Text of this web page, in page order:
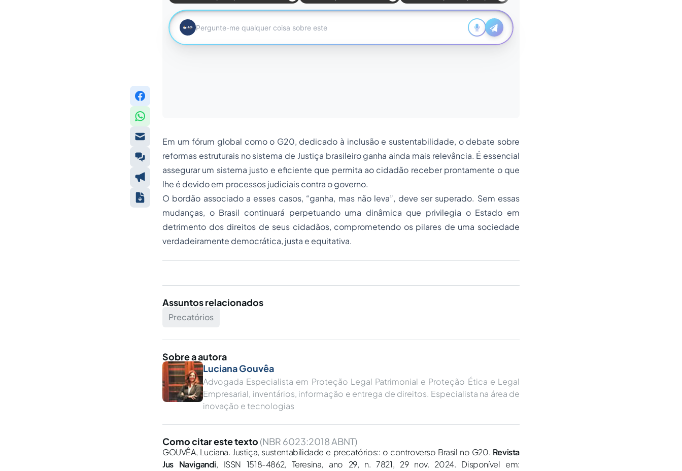
Em um fórum global como o G20, dedicado à inclusão e sustentabilidade, o debate sobre
reformas estruturais no sistema de Justiça brasileiro ganha ainda mais relevância. É essencial
assegurar um sistema justo e eficiente que permita ao cidadão receber prontamente o que
lhe é devido em processos judiciais contra o governo.
O bordão associado a esses casos, “ganha, mas não leva”, deve ser superado. Sem essas
mudanças, o Brasil continuará perpetuando uma dinâmica que privilegia o Estado em
detrimento dos direitos de seus cidadãos, comprometendo os pilares de uma sociedade
verdadeiramente democrática, justa e equitativa.
Assuntos relacionados
Precatórios
Sobre a autora
Luciana Gouvêa
Advogada Especialista em Proteção Legal Patrimonial e Proteção Ética e Legal
Empresarial, inventários, informação e entrega de direitos. Especialista na área de
inovação e tecnologias
Como citar este texto (NBR 6023:2018 ABNT)
GOUVÊA, Luciana. Justiça, sustentabilidade e precatórios:: o controverso Brasil no G20. Revista
Jus Navigandi, ISSN 1518-4862, Teresina, ano 29, n. 7821, 29 nov. 2024. Disponível em: